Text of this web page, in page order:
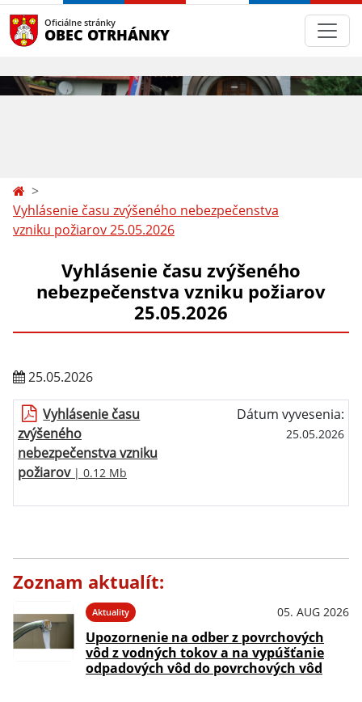
Oficiálne stránky
OBEC OTRHÁNKY
Vyhlásenie času zvýšeného nebezpečenstva
vzniku požiarov 25.05.2026
Vyhlásenie času zvýšeného
nebezpečenstva vzniku požiarov
25.05.2026
25.05.2026
Vyhlásenie času
zvýšeného
nebezpečenstva vzniku
požiarov| 0.12 Mb
Dátum vyvesenia:
25.05.2026
Zoznam aktualít:
Aktuality 05. AUG 2026
Upozornenie na odber z povrchových
vôd z vodných tokov a na vypúšťanie
odpadových vôd do povrchových vôd